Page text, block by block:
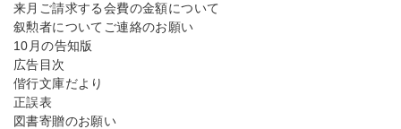
来月ご請求する会費の金額について
叙勲者についてご連絡のお願い
10月の告知版
広告目次
偕行文庫だより
正誤表
図書寄贈のお願い